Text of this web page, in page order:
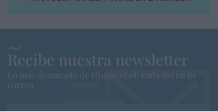
Recibe nuestra newsletter
Lo más destacado de Hispanidad, cada dia en tu
correo